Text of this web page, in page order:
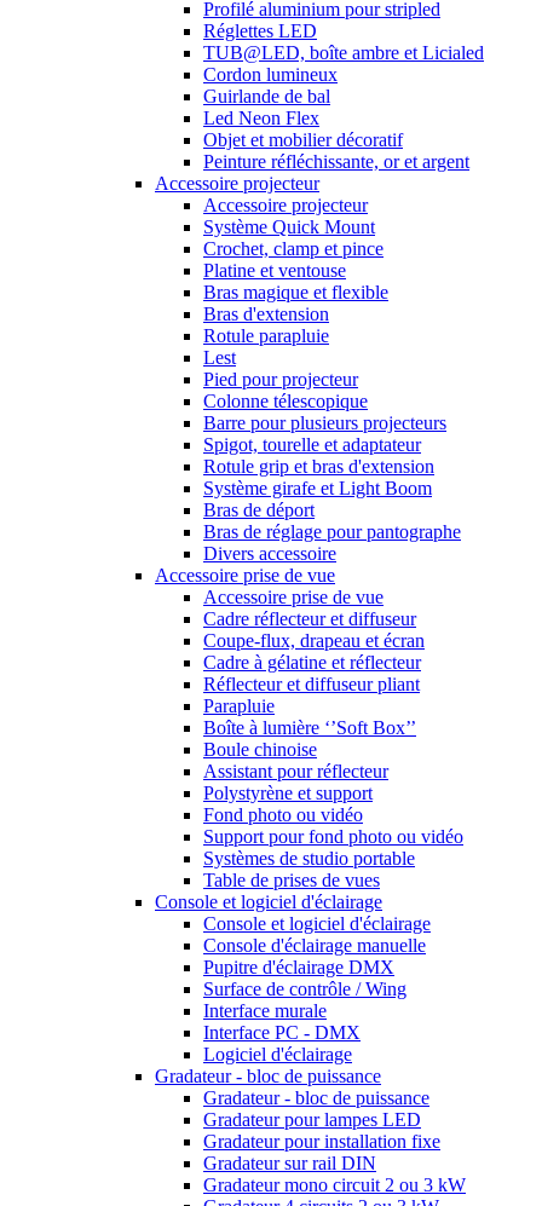
Profilé aluminium pour stripled
Réglettes LED
TUB@LED, boîte ambre et Licialed
Cordon lumineux
Guirlande de bal
Led Neon Flex
Objet et mobilier décoratif
Peinture réfléchissante, or et argent
Accessoire projecteur
Accessoire projecteur
Système Quick Mount
Crochet, clamp et pince
Platine et ventouse
Bras magique et flexible
Bras d'extension
Rotule parapluie
Lest
Pied pour projecteur
Colonne télescopique
Barre pour plusieurs projecteurs
Spigot, tourelle et adaptateur
Rotule grip et bras d'extension
Système girafe et Light Boom
Bras de déport
Bras de réglage pour pantographe
Divers accessoire
Accessoire prise de vue
Accessoire prise de vue
Cadre réflecteur et diffuseur
Coupe-flux, drapeau et écran
Cadre à gélatine et réflecteur
Réflecteur et diffuseur pliant
Parapluie
Boîte à lumière ‘’Soft Box’’
Boule chinoise
Assistant pour réflecteur
Polystyrène et support
Fond photo ou vidéo
Support pour fond photo ou vidéo
Systèmes de studio portable
Table de prises de vues
Console et logiciel d'éclairage
Console et logiciel d'éclairage
Console d'éclairage manuelle
Pupitre d'éclairage DMX
Surface de contrôle / Wing
Interface murale
Interface PC - DMX
Logiciel d'éclairage
Gradateur - bloc de puissance
Gradateur - bloc de puissance
Gradateur pour lampes LED
Gradateur pour installation fixe
Gradateur sur rail DIN
Gradateur mono circuit 2 ou 3 kW